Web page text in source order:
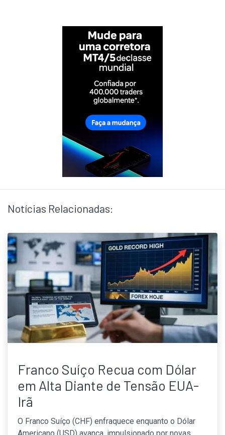
Notícias Relacionadas:
Franco Suíço Recua com Dólar
em Alta Diante de Tensão EUA-
Irã
O Franco Suíço (CHF) enfraquece enquanto o Dólar